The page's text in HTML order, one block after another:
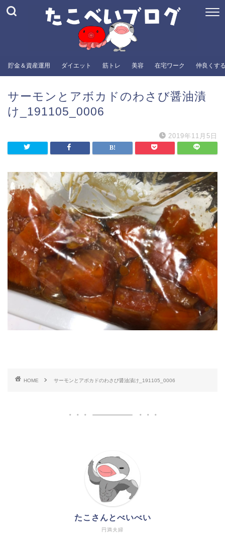
貯金＆資産運用 ダイエット 筋トレ 美容 在宅ワーク 仲良くす
サーモンとアボカドのわさび醤油漬
け_191105_0006
2019年11月5日
HOME サーモンとアボカドのわさび醤油漬け_191105_0006
円満夫婦
たこさんとべいべい